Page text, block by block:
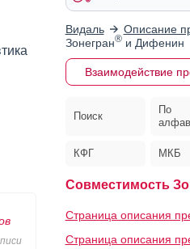
Видаль Описание
Зонегран®и Дифенин
Взаимодействие
Поиск
По
КФГ МКБ
Совместимость
Страница описания
Страница описания